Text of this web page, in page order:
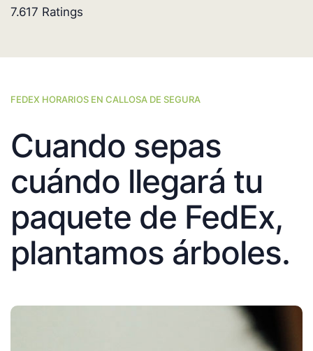
7.617 Ratings
FEDEX HORARIOS EN CALLOSA DE SEGURA
Cuando sepas
cuándo llegará tu
paquete de FedEx,
plantamos árboles.